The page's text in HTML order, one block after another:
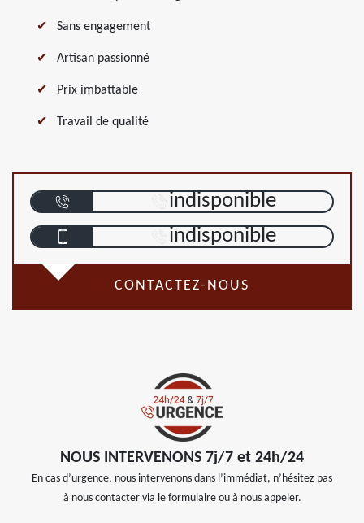
Sans engagement
Artisan passionné
Prix imbattable
Travail de qualité
indisponible
indisponible
CONTACTEZ-NOUS
NOUS INTERVENONS 7j/7 et 24h/24
En cas d’urgence, nous intervenons dans l’immédiat, n’hésitez pas
à nous contacter via le formulaire ou à nous appeler.